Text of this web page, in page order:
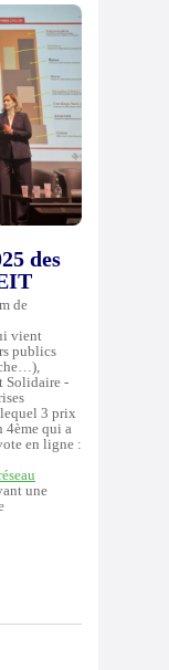
des
de
vient
publics
Solidaire -
3 prix
4ème qui a
en ligne :
une